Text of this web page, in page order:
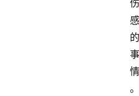
伤
感
的
事
情
。